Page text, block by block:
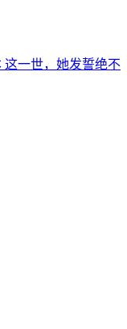
这一世，她发誓绝不